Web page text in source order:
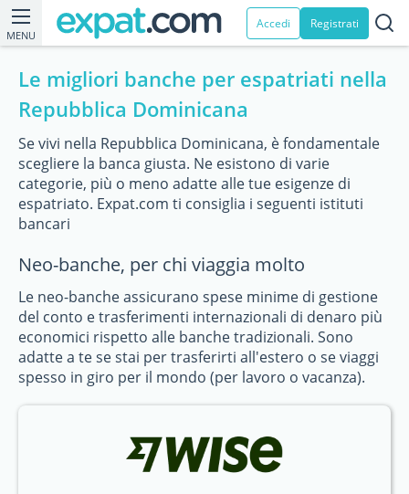
MENU
Accedi Registrati
Le migliori banche per espatriati nella
Repubblica Dominicana
Se vivi nella Repubblica Dominicana, è fondamentale
scegliere la banca giusta. Ne esistono di varie
categorie, più o meno adatte alle tue esigenze di
espatriato. Expat.com ti consiglia i seguenti istituti
bancari
Neo-banche, per chi viaggia molto
Le neo-banche assicurano spese minime di gestione
del conto e trasferimenti internazionali di denaro più
economici rispetto alle banche tradizionali. Sono
adatte a te se stai per trasferirti all'estero o se viaggi
spesso in giro per il mondo (per lavoro o vacanza).